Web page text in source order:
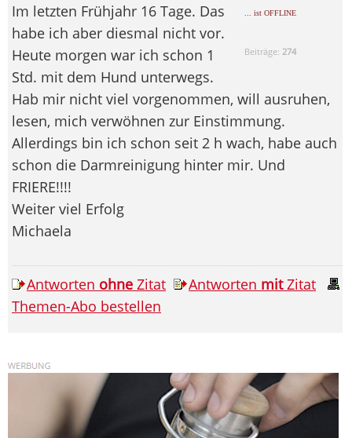
... ist OFFLINE
Beiträge: 274
Im letzten Frühjahr 16 Tage. Das
habe ich aber diesmal nicht vor.
Heute morgen war ich schon 1
Std. mit dem Hund unterwegs.
Hab mir nicht viel vorgenommen, will ausruhen,
lesen, mich verwöhnen zur Einstimmung.
Allerdings bin ich schon seit 2 h wach, habe auch
schon die Darmreinigung hinter mir. Und
FRIERE!!!!
Weiter viel Erfolg
Michaela
Antworten ohne Zitat Antworten mitZitat
Themen-Abo bestellen